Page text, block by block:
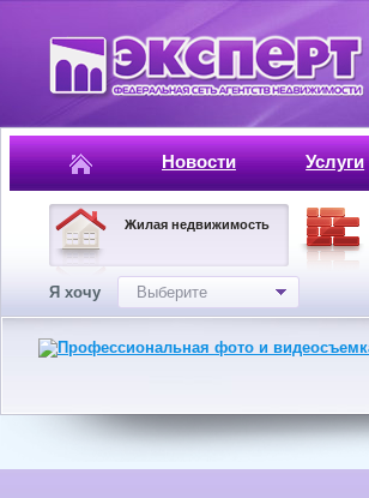
Новости Услуги
Жилая недвижимость
Я хочу Выберите